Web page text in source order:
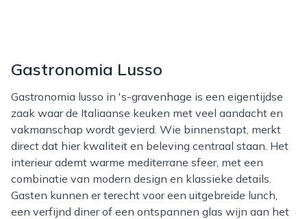
Gastronomia Lusso
Gastronomia lusso in 's-gravenhage is een eigentijdse
zaak waar de Italiaanse keuken met veel aandacht en
vakmanschap wordt gevierd. Wie binnenstapt, merkt
direct dat hier kwaliteit en beleving centraal staan. Het
interieur ademt warme mediterrane sfeer, met een
combinatie van modern design en klassieke details.
Gasten kunnen er terecht voor een uitgebreide lunch,
een verfijnd diner of een ontspannen glas wijn aan het